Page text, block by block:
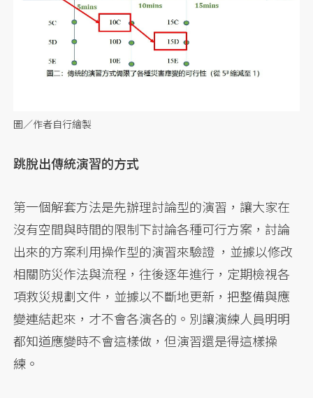
圖／作者自行繪製
跳脫出傳統演習的方式
第一個解套方法是先辦理討論型的演習，讓大家在
沒有空間與時間的限制下討論各種可行方案，討論
出來的方案利用操作型的演習來驗證 ，並據以修改
相關防災作法與流程，往後逐年進行，定期檢視各
項救災規劃文件，並據以不斷地更新，把整備與應
變連結起來，才不會各演各的。別讓演練人員明明
都知道應變時不會這樣做，但演習還是得這樣操
練。